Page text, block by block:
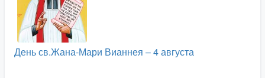
День св.Жана-Мари Вианнея – 4 августа